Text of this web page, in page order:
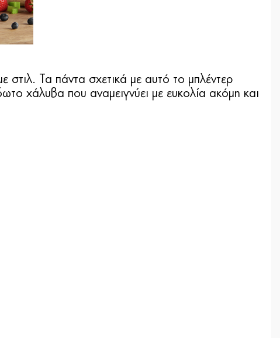
Τα πάντα σχετικά με αυτό το μπλέντερ
χάλυβα που αναμειγνύει με ευκολία ακόμη και